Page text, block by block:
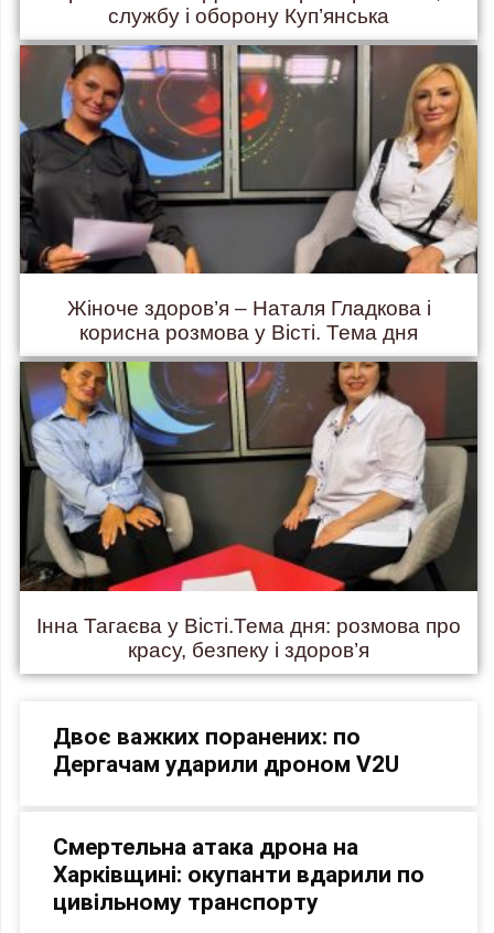
службу і оборону Куп’янська
Жіноче здоров’я – Наталя Гладкова і
корисна розмова у Вісті. Тема дня
Інна Тагаєва у Вісті.Тема дня: розмова про
красу, безпеку і здоров’я
Двоє важких поранених: по
Дергачам ударили дроном V2U
Смертельна атака дрона на
Харківщині: окупанти вдарили по
цивільному транспорту